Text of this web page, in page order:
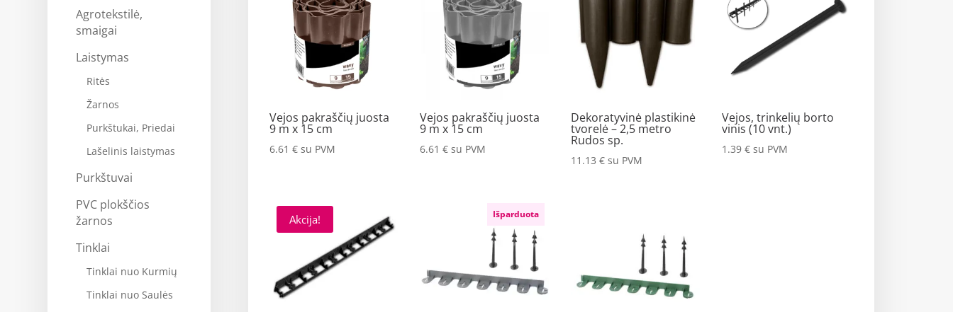
Agrotekstilė,
smaigai
Laistymas
Ritės
Žarnos
Purkštukai, Priedai
Lašelinis laistymas
Purkštuvai
PVC plokščios
žarnos
Tinklai
Tinklai nuo Kurmių
Tinklai nuo Saulės
Vejos pakraščių juosta
9 m x 15 cm
6.61 € su PVM
Vejos pakraščių juosta
9 m x 15 cm
6.61€ su PVM
Dekoratyvinė plastikinė
tvorelė – 2,5 metro
Rudos sp.
11.13€ su PVM
Vejos, trinkelių borto
vinis (10 vnt.)
1.39 € su PVM
Akcija! Išparduota